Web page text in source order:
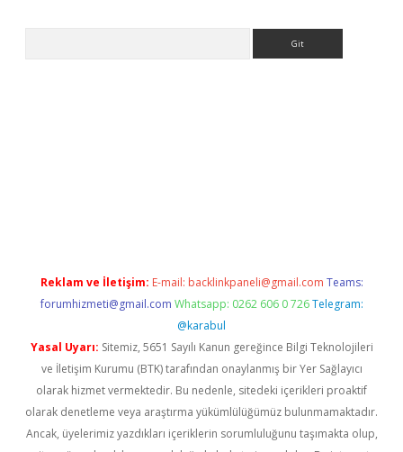
Reklam ve İletişim: E-mail: backlinkpaneli@gmail.com Teams:
forumhizmeti@gmail.com Whatsapp: 0262 606 0 726 Telegram:
@karabul
Yasal Uyarı: Sitemiz, 5651 Sayılı Kanun gereğince Bilgi Teknolojileri
ve İletişim Kurumu (BTK) tarafından onaylanmış bir Yer Sağlayıcı
olarak hizmet vermektedir. Bu nedenle, sitedeki içerikleri proaktif
olarak denetleme veya araştırma yükümlülüğümüz bulunmamaktadır.
Ancak, üyelerimiz yazdıkları içeriklerin sorumluluğunu taşımakta olup,